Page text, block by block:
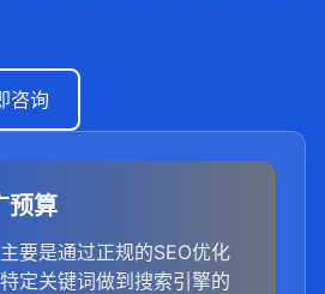
咨询
预算
要是通过正规的SEO优化
定关键词做到搜索引擎的